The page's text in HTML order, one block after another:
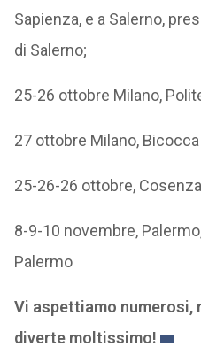
Sapienza, e a Salerno,
di Salerno;
25-26 ottobre Milano,
27 ottobre Milano, Bicocca
25-26-26 ottobre,
8-9-10 novembre,
Palermo
Vi aspettiamo numerosi,
diverte moltissimo!